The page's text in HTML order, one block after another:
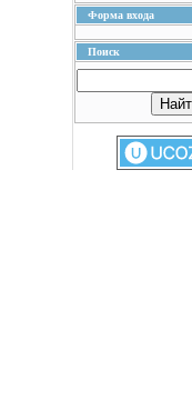
Форма входа
Поиск